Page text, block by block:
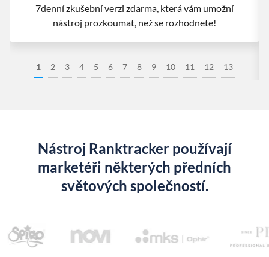
1 2 3 4 5 6 7 8 9 10 11 12 13
7denní zkušební verzi zdarma, která vám umožní
nástroj prozkoumat, než se rozhodnete!
Nástroj Ranktracker používají
marketéři některých předních
světových společností.